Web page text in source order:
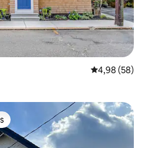
4,98 de uma
4,98 (58)
dos hóspedes